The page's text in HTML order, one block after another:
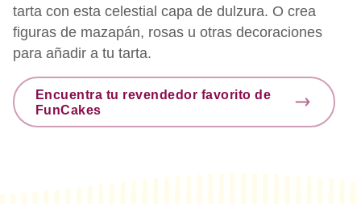
tarta con esta celestial capa de dulzura. O crea
figuras de mazapán, rosas u otras decoraciones
para añadir a tu tarta.
Encuentra tu revendedor favorito de
FunCakes